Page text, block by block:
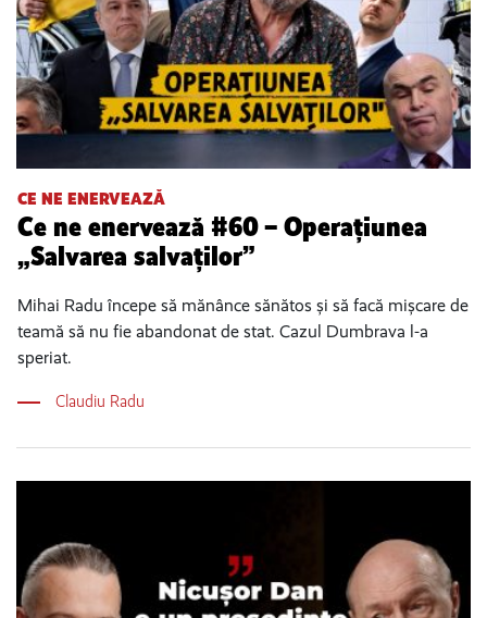
CE NE ENERVEAZĂ
Ce ne enervează #60 – Operațiunea
„Salvarea salvaților”
Mihai Radu începe să mănânce sănătos și să facă mișcare de
teamă să nu fie abandonat de stat. Cazul Dumbrava l-a
speriat.
Claudiu Radu